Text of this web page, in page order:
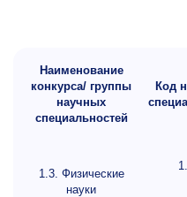
Наименование
конкурса/ группы
научных
специальностей
Код
1.3. Физические
науки